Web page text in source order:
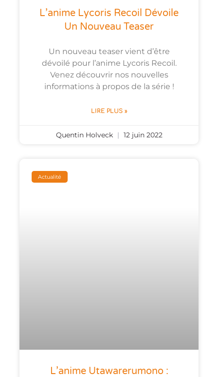
L’anime Lycoris Recoil Dévoile
Un Nouveau Teaser
Un nouveau teaser vient d’être
dévoilé pour l’anime Lycoris Recoil.
Venez découvrir nos nouvelles
informations à propos de la série !
LIRE PLUS »
Quentin Holveck 12 juin 2022
Actualité
L’anime Utawarerumono :